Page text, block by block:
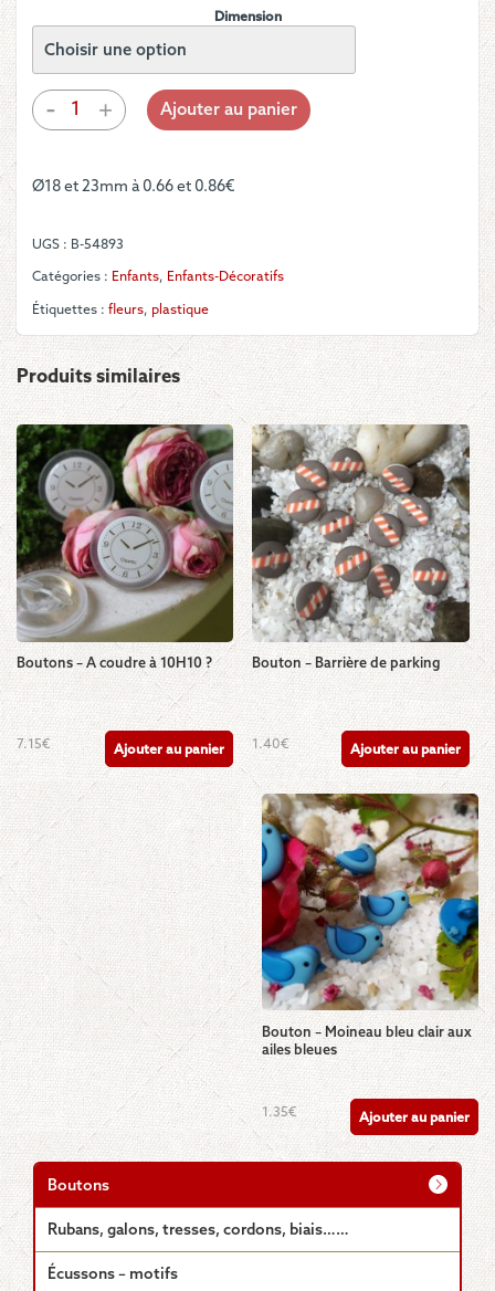
à
0.86€
Dimension
-
quantité
de
Tulipe
+ Ajouter au panier
Ø18 et 23mm à 0.66 et 0.86€
UGS : B-54893
Catégories : Enfants, Enfants-Décoratifs
Étiquettes : fleurs, plastique
Produits similaires
Boutons – A coudre à 10H10 ?
7.15€ Ajouter au panier
Bouton – Barrière de parking
1.40€ Ajouter au panier
Bouton – Moineau bleu clair aux
ailes bleues
1.35€ Ajouter au panier
Boutons
Rubans, galons, tresses, cordons, biais……
Écussons – motifs